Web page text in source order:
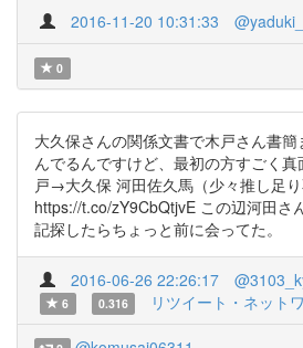
2016-11-20 10:31:33
0
大久保さんの関係文書で木戸さん書
んでるんですけど、最初の方すごく
戸→大久保 河田佐久馬（少々推し足り
https://t.co/zY9CbQtjvE この辺河田さ
記探したらちょっと前に会ってた。
2016-06-26 22:26:17
6
0.316 リツイート・ネット